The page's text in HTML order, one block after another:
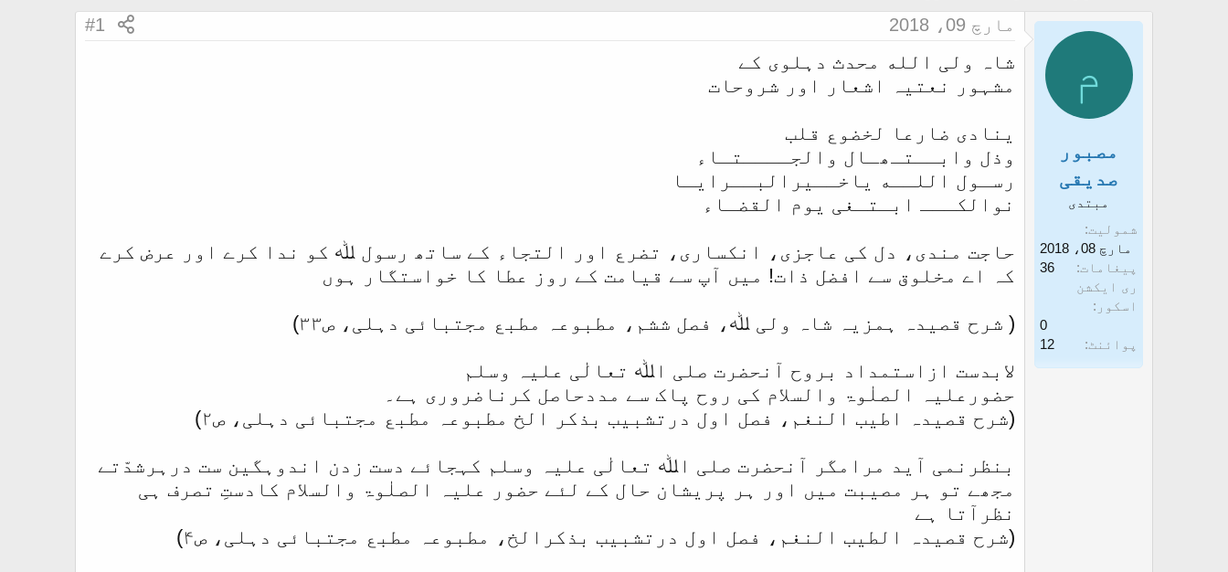
ض
ک
ز
ک
ر
ے
و
ا
ی
خ
غ
ا
ز
م
مصبور
صدیقی
مبتدی
شمولیت
مارچ 08، 2018
پیغامات
36
ری ایکشن
اسکور
0
پوائنٹ
12
مارچ 09، 2018 #1
شاہ ولی الله محدث دہلوی کے
مشہور نعتیہ اشعار اور شروحات
ینادی ضارعا لخضوع قلب
وذل وابــتـھـال والجــــتـاء
رسـول اللــه یاخــیرالبــرایـا
نوالکـــ ابـتـغی یوم القضـاء
حاجت مندی، دل کی عاجزی، انکساری، تضرع اور التجاء کے ساتھ رسول ﷲ کو ندا کرے اور عرض کرے
کہ اے مخلوق سے افضل ذات! میں آپ سے قیامت کے روز عطا کا خواستگار ہوں
( شرح قصیدہ ہمزیہ شاہ ولی ﷲ، فصل ششم، مطبوعہ مطبع مجتبائی دہلی، ص۳۳)
لابدست ازاستمداد بروح آنحضرت صلی اﷲ تعالٰی علیہ وسلم
حضورعلیہ الصلٰوۃ والسلام کی روح پاک سے مددحاصل کرناضروری ہے۔
(شرح قصیدہ اطیب النغم، فصل اول درتشبیب بذکر الخ مطبوعہ مطبع مجتبائی دہلی، ص۲)
بنظرنمی آید مرامگر آنحضرت صلی اﷲ تعالٰی علیہ وسلم کہجائے دست زدن اندوہگین ست درہرشدّتے
مجھے تو ہر مصیبت میں اور ہر پریشان حال کے لئے حضور علیہ الصلٰوۃ والسلام کادستِ تصرف ہی
نظرآتا ہے
(شرح قصیدہ الطیب النغم، فصل اول درتشبیب بذکرالخ، مطبوعہ مطبع مجتبائی دہلی، ص۴)